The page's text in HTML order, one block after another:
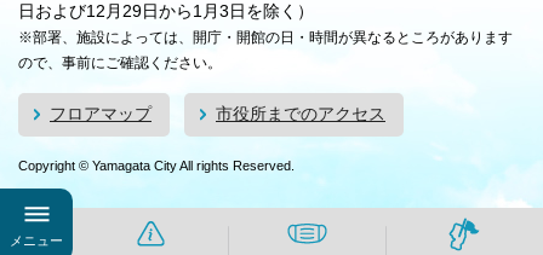
メニュー
日および12月29日から1月3日を除く）
※部署、施設によっては、開庁・開館の日・時間が異なるところがあります
ので、事前にご確認ください。
フロアマップ 市役所までのアクセス
Copyright © Yamagata City All rights Reserved.